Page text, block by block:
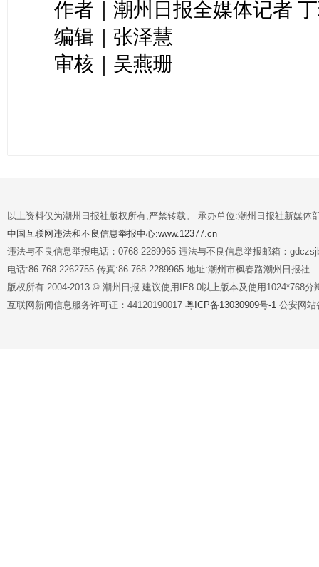
作者｜潮州日报全媒体记者
编辑｜张泽慧
审核｜吴燕珊
以上资料仅为潮州日报社版权所有,严禁转载。 承办单位:潮州日报社新媒体
中国互联网违法和不良信息举报中心:www.12377.cn
违法与不良信息举报电话：0768-2289965 违法与不良信息举报邮箱：
电话:86-768-2262755 传真:86-768-2289965 地址:潮州市枫春路潮州日报社
版权所有 2004-2013 © 潮州日报 建议使用IE8.0以上版本及使用1024*768分
互联网新闻信息服务许可证：44120190017 粤ICP备13030909号-1 公安网站